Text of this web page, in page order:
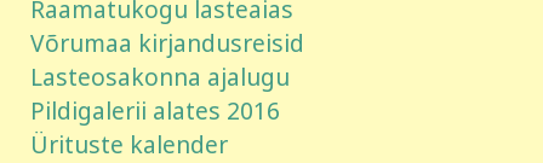
Raamatukogu lasteaias
Võrumaa kirjandusreisid
Lasteosakonna ajalugu
Pildigalerii alates 2016
Ürituste kalender